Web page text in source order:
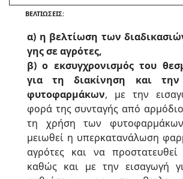
ΒΕΛΤΙΩΣΕΙΣ:
α) η βελτίωση των
γης σε αγρότες,
β) ο εκσυγχρονισμός του
για τη διακίνηση και
φυτοφαρμάκων, με την
φορά της συνταγής από
τη χρήση των
μειωθεί η υπερκατανάλωση
αγρότες και να προστατευθεί
καθώς και με την εισαγωγή